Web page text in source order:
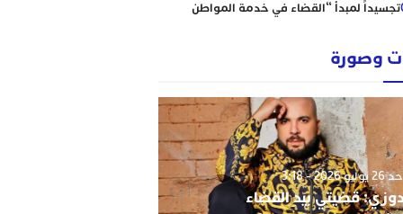
تجسيداً لمبدأ “القضاء في خدمة المواطن
رؤساء ونقباء للمحامين يتضامنون مع الاستاذ
حاجي .
من يحمي وجدة من كارثة عقارية وشيكة؟
أحكام نافذة، رسوم مجمدة، ومشاريع
سكنية مشبوهة تهدد هيبة القانون وأمن
التعمير
وصورة
2026 - 3:18
قضيتي بيد القضاء